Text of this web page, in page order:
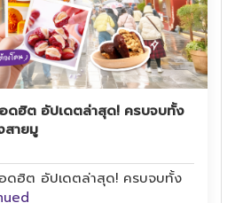
ดฮิต อัปเดตล่าสุด! ครบจบทั้ง
สายมู
ดฮิต อัปเดตล่าสุด! ครบจบทั้ง